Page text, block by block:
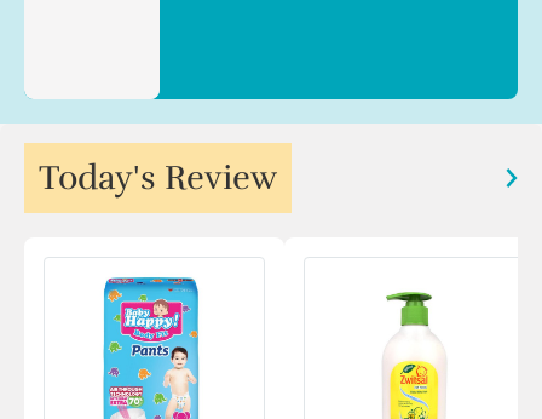
Today's Review